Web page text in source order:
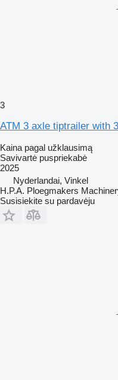
3
ATM 3 axle tiptrailer with
Kaina pagal užklausimą
Savivartė puspriekabė
2025
Nyderlandai, Vinkel
H.P.A. Ploegmakers
Susisiekite su pardavėju